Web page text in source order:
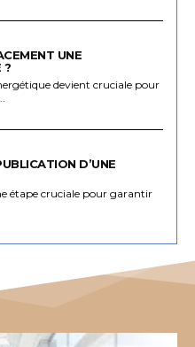
UNE
?
devient cruciale pour
D’UNE
étape cruciale pour garantir